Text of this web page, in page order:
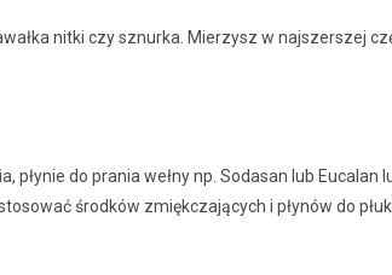
nitki czy sznurka. Mierzysz w najszerszej
płynie do prania wełny np. Sodasan lub
środków zmiękczających i płynów do